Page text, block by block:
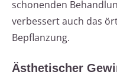
schonenden
verbessert auch das
Bepflanzung.
Ästhetischer